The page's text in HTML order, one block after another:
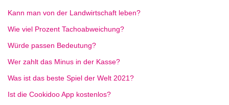
Kann man von der Landwirtschaft leben?
Wie viel Prozent Tachoabweichung?
Würde passen Bedeutung?
Wer zahlt das Minus in der Kasse?
Was ist das beste Spiel der Welt 2021?
Ist die Cookidoo App kostenlos?